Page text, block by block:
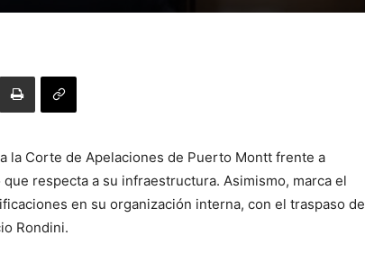
la Corte de Apelaciones de Puerto Montt frente a
respecta a su infraestructura. Asimismo, marca el
en su organización interna, con el traspaso de
Rondini.